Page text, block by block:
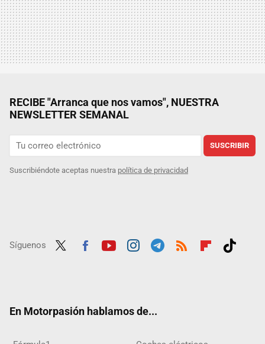
RECIBE "Arranca que nos vamos", NUESTRA
NEWSLETTER SEMANAL
SUSCRIBIR
Suscribiéndote aceptas nuestra política de privacidad
Síguenos
En Motorpasión hablamos de...